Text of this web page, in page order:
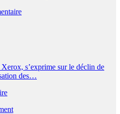
s’exprime sur le déclin de
des…